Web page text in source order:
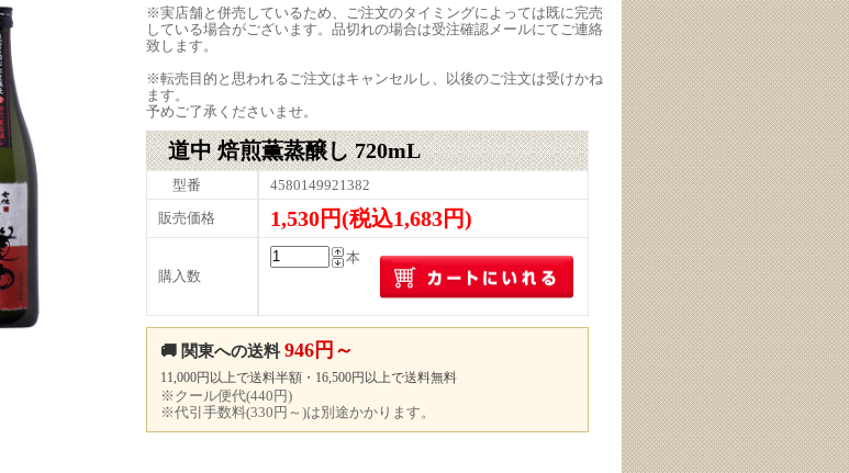
※実店舗と併売しているため、ご注文のタイミングによっては既に完売
している場合がございます。品切れの場合は受注確認メールにてご連絡
致します。
※転売目的と思われるご注文はキャンセルし、以後のご注文は受けかね
ます。
予めご了承くださいませ。
道中 焙煎薫蒸醸し 720mL
型番
4580149921382
販売価格
1,530円(税込1,683円)
購入数
本
🚚 関東への送料 946円～
11,000円以上で送料半額・16,500円以上で送料無料
※クール便代(440円)
※代引手数料(330円～)は別途かかります。